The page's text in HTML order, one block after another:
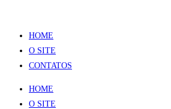
HOME
O SITE
CONTATOS
HOME
O SITE